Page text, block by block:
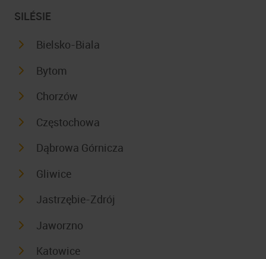
SILÉSIE
Bielsko-Biala
Bytom
Chorzów
Częstochowa
Dąbrowa Górnicza
Gliwice
Jastrzębie-Zdrój
Jaworzno
Katowice